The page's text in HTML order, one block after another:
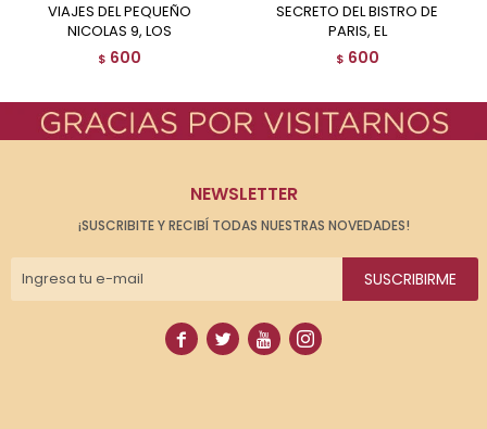
VIAJES DEL PEQUEÑO
NICOLAS 9, LOS
$ 600
SECRETO DEL BISTRO DE
PARIS, EL
$ 600
NEWSLETTER
¡SUSCRIBITE Y RECIBÍ TODAS NUESTRAS NOVEDADES!
SUSCRIBIRME
   